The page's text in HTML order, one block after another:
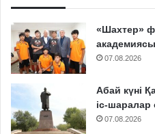
«Шахтер»
07.08.2026
Абай күні
іс-шаралар
07.08.2026